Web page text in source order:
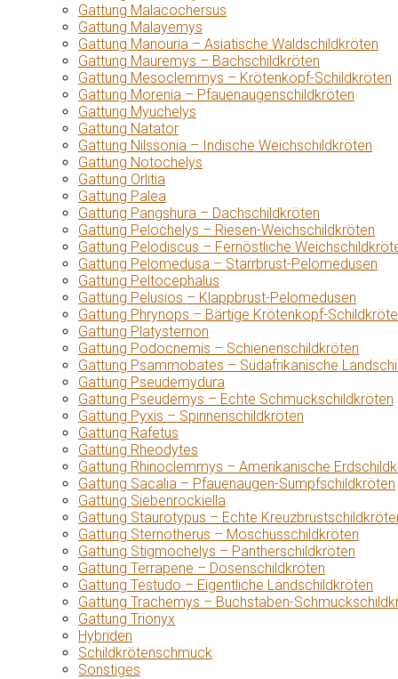
Gattung Malacochersus
Gattung Malayemys
Gattung Manouria – Asiatische Waldschildkröten
Gattung Mauremys – Bachschildkröten
Gattung Mesoclemmys – Krötenkopf-Schildkröten
Gattung Morenia – Pfauenaugenschildkröten
Gattung Myuchelys
Gattung Natator
Gattung Nilssonia – Indische Weichschildkröten
Gattung Notochelys
Gattung Orlitia
Gattung Palea
Gattung Pangshura – Dachschildkröten
Gattung Pelochelys – Riesen-Weichschildkröten
Gattung Pelodiscus – Fernöstliche
Gattung Pelomedusa – Starrbrust-Pelomedusen
Gattung Peltocephalus
Gattung Pelusios – Klappbrust-Pelomedusen
Gattung Phrynops – Bärtige Krötenkopf-
Gattung Platysternon
Gattung Podocnemis – Schienenschildkröten
Gattung Psammobates – Südafrikanische
Gattung Pseudemydura
Gattung Pseudemys – Echte Schmuckschildkröten
Gattung Pyxis – Spinnenschildkröten
Gattung Rafetus
Gattung Rheodytes
Gattung Rhinoclemmys – Amerikanische
Gattung Sacalia – Pfauenaugen-Sumpfschildkröten
Gattung Siebenrockiella
Gattung Staurotypus – Echte
Gattung Sternotherus – Moschusschildkröten
Gattung Stigmochelys – Pantherschildkröten
Gattung Terrapene – Dosenschildkröten
Gattung Testudo – Eigentliche Landschildkröten
Gattung Trachemys – Buchstaben-
Gattung Trionyx
Hybriden
Schildkrötenschmuck
Sonstiges